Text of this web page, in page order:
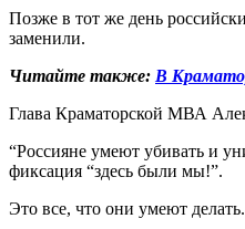
Позже в тот же день
заменили.
Читайте также: В
Глава Краматорской МВА
“Россияне умеют убивать и
фиксация “здесь были мы!”.
Это все, что они умеют